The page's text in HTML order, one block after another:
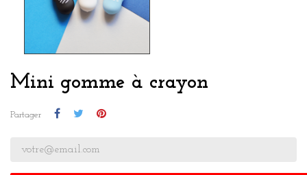
Mini gomme à crayon
Partager